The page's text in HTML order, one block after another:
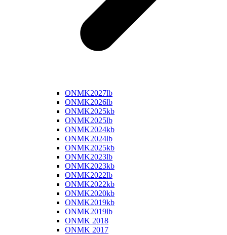
ONMK2027lb
ONMK2026lb
ONMK2025kb
ONMK2025lb
ONMK2024kb
ONMK2024lb
ONMK2025kb
ONMK2023lb
ONMK2023kb
ONMK2022lb
ONMK2022kb
ONMK2020kb
ONMK2019kb
ONMK2019lb
ONMK 2018
ONMK 2017